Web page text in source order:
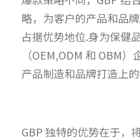
略，为客户的产品和品
占据优势地位.身为保健
（OEM,ODM 和 OBM
产品制造和品牌打造上
GBP 独特的优势在于，